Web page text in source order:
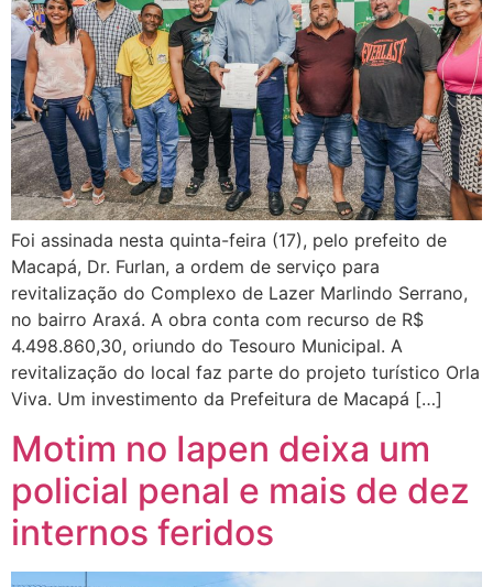
Foi assinada nesta quinta-feira (17), pelo prefeito de
Macapá, Dr. Furlan, a ordem de serviço para
revitalização do Complexo de Lazer Marlindo Serrano,
no bairro Araxá. A obra conta com recurso de R$
4.498.860,30, oriundo do Tesouro Municipal. A
revitalização do local faz parte do projeto turístico Orla
Viva. Um investimento da Prefeitura de Macapá […]
Motim no Iapen deixa um
policial penal e mais de dez
internos feridos